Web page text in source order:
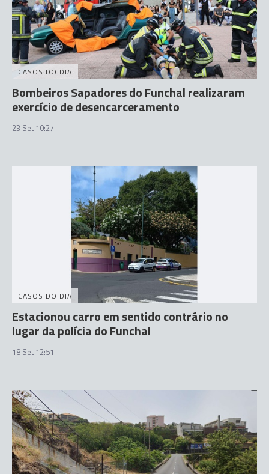
CASOS DO DIA
Bombeiros Sapadores do Funchal realizaram
exercício de desencarceramento
23 Set 10:27
CASOS DO DIA
Estacionou carro em sentido contrário no
lugar da polícia do Funchal
18 Set 12:51